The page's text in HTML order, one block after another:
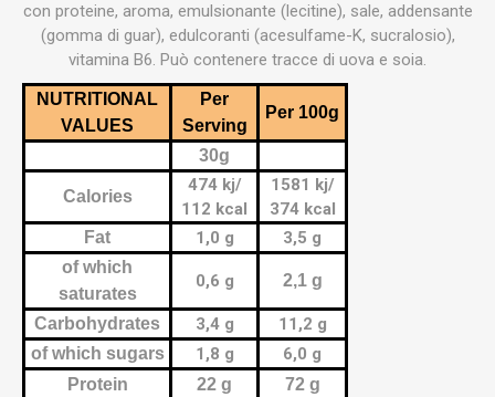
con proteine, aroma, emulsionante (lecitine), sale, addensante
(gomma di guar), edulcoranti (acesulfame-K, sucralosio),
vitamina B6. Può contenere tracce di uova e soia.
NUTRITIONAL
VALUES
Per
Serving
Per 100g
30g
Calories
474 kj/
112 kcal
1581 kj/
374 kcal
Fat 1,0 g 3,5 g
of which
saturates
0,6 g 2,1 g
Carbohydrates 3,4 g 11,2 g
of which sugars 1,8 g 6,0 g
Protein 22 g
72 g